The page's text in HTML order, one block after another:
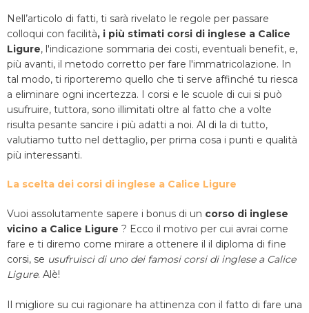
Nell’articolo di fatti, ti sarà rivelato le regole per passare
colloqui con facilità, i più stimati corsi di inglese a Calice
Ligure, l'indicazione sommaria dei costi, eventuali benefit, e,
più avanti, il metodo corretto per fare l'immatricolazione. In
tal modo, ti riporteremo quello che ti serve affinché tu riesca
a eliminare ogni incertezza. I corsi e le scuole di cui si può
usufruire, tuttora, sono illimitati oltre al fatto che a volte
risulta pesante sancire i più adatti a noi. Al di la di tutto,
valutiamo tutto nel dettaglio, per prima cosa i punti e qualità
più interessanti.
La scelta dei corsi di inglese a Calice Ligure
Vuoi assolutamente sapere i bonus di un corso di inglese
vicino a Calice Ligure ? Ecco il motivo per cui avrai come
fare e ti diremo come mirare a ottenere il il diploma di fine
corsi, se usufruisci di uno dei famosi corsi di inglese a Calice
Ligure. Alè!
Il migliore su cui ragionare ha attinenza con il fatto di fare una